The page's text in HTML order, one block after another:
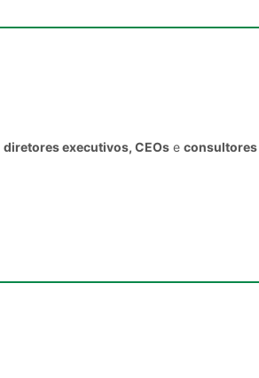
diretores executivos, CEOs e consultores